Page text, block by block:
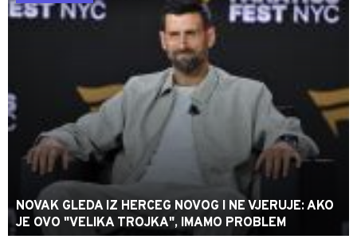
NOVAK GLEDA IZ HERCEG NOVOG I NE VJERUJE: AKO
JE OVO "VELIKA TROJKA", IMAMO PROBLEM